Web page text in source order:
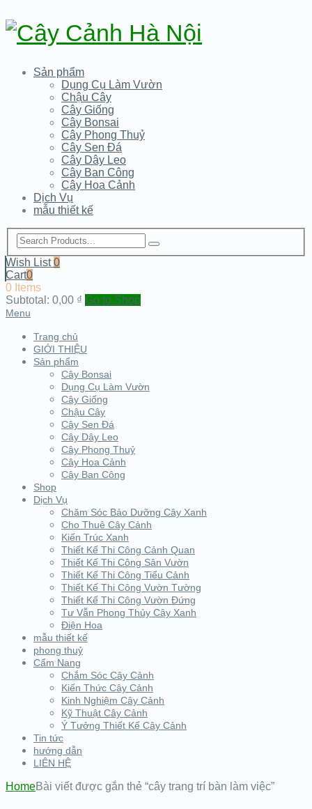
Sản phẩm
Dụng Cụ Làm Vườn
Chậu Cây
Cây Giống
Cây Bonsai
Cây Phong Thuỷ
Cây Sen Đá
Cây Dây Leo
Cây Ban Công
Cây Hoa Cảnh
Dịch Vụ
mẫu thiết kế
Wish List0
Cart0
0 Items
Subtotal: 0,00 ₫ Go to Shop
Menu
Trang chủ
GIỚI THIỆU
Sản phẩm
Cây Bonsai
Dụng Cụ Làm Vườn
Cây Giống
Chậu Cây
Cây Sen Đá
Cây Dây Leo
Cây Phong Thuỷ
Cây Hoa Cảnh
Cây Ban Công
Shop
Dịch Vụ
Chăm Sóc Bảo Dưỡng Cây Xanh
Cho Thuê Cây Cảnh
Kiến Trúc Xanh
Thiết Kế Thi Công Cảnh Quan
Thiết Kế Thi Công Sân Vườn
Thiết Kế Thi Công Tiểu Cảnh
Thiết Kế Thi Công Vườn Tường
Thiết Kế Thi Công Vườn Đứng
Tư Vẫn Phong Thủy Cây Xanh
Điện Hoa
mẫu thiết kế
phong thuỷ
Cẩm Nang
Chắm Sóc Cây Cảnh
Kiến Thức Cây Cảnh
Kinh Nghiệm Cây Cảnh
Kỹ Thuật Cây Cảnh
Ý Tưởng Thiết Kế Cây Cảnh
Tin tức
hướng dẫn
LIÊN HỆ
HomeBài viết được gắn thẻ “cây trang trí bàn làm việc”